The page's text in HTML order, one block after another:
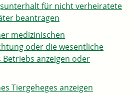
für nicht verheiratete
beantragen
medizinischen
oder die wesentliche
anzeigen oder
Tiergeheges anzeigen